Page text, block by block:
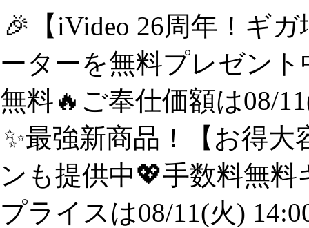
🎉【iVideo 26周年！ギ
ーターを無料プレゼン
無料🔥ご奉仕価額は08/
✨️最強新商品！【お得
ンも提供中💖手数料無
プライスは08/11(火)